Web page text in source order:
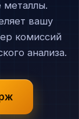
металлы.
вашу
комиссий
анализа.